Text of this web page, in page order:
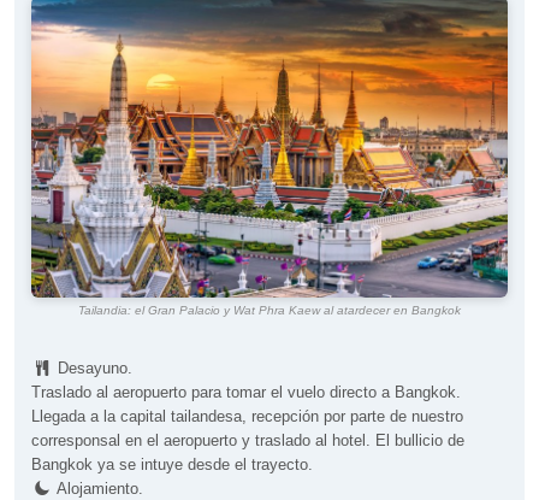
Tailandia: el Gran Palacio y Wat Phra Kaew al atardecer en Bangkok
Desayuno.
Traslado al aeropuerto para tomar el vuelo directo a Bangkok.
Llegada a la capital tailandesa, recepción por parte de nuestro
corresponsal en el aeropuerto y traslado al hotel. El bullicio de
Bangkok ya se intuye desde el trayecto.
Alojamiento.